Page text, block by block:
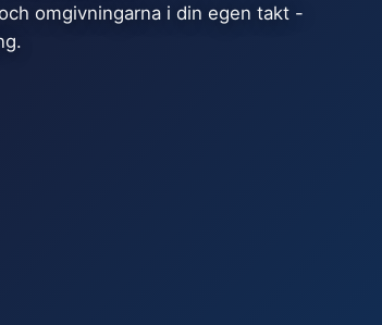
omgivningarna i din egen takt -